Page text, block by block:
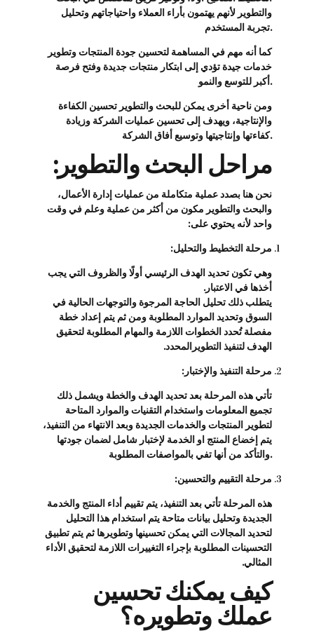
والتطوير لأنهم يهتمون بأراء العملاء واحتياجاتهم وتحليل
تجربة المستخدم.
كما أنه مهم في المساهمة لتحسين جودة المنتجات وتطوير
خدمات جيدة تؤدي إلى ابتكار منتجات جديدة وفتح فرصة
أكبر للتوسع والنمو.
ومن ناحية أخرى يمكن للبحث والتطوير تحسين الكفاءة
والإنتاجية، ويهدف إلى تحسين عمليات الشركة وزيادة
كفاءتها وإنتاجيتها وتوسيع أفاق الشركة.
مراحل البحث والتطوير:
نحن هنا بصدد عملية متكاملة من عمليات إدارة الأعمال،
والبحث والتطوير مكون من أكثر من عملية وعلم في وقت
واحد لأنه يحتوي على:
مرحلة التخطيط والتحليل:
وهي تكون تحديد الهدف الرئيسي أولًا والظروف التي يجب
أخذها في الاعتبار.
يتطلب ذلك تحليل الحاجة المرجوة والتوجهات الحالية في
السوق وتحديد الموارد المطلوبة ومن ثم يتم إعداد خطة
مفصلة تُحدد الخطوات اللازمة والمهام المطلوبة لتحقيق
الهدف لتنفيذ التطويرالمحدد.
مرحلة التنفيذ والإختبار:
تأتي هذه المرحلة بعد تحديد الهدف والخطة ويشمل ذلك
تجميع المعلومات واستخدام التقنيات والموارد المتاحة
لتطوير المنتجات والخدمات الجديدة وبعد الانتهاء من التنفيذ،
يتم إخضاع المنتج او الخدمة لإختبار شامل لضمان جودتها
والتأكد من أنها تفي بالمواصفات المطلوبة.
مرحلة التقييم والتحسين:
هذه المرحلة تأتي بعد التنفيذ، يتم تقييم أداء المنتج والخدمة
الجديدة وتحليل بيانات متاحة يتم استخدام هذا التحليل
لتحديد المجالات التي يمكن تحسينها وتطويرها ثم يتم تطبيق
التحسينات المطلوبة بإجراء التغييرات اللازمة لتحقيق الأداء
المثالي.
كيف يمكنك تحسين
عملك وتطويره؟